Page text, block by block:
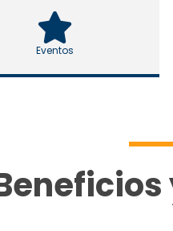
Eventos